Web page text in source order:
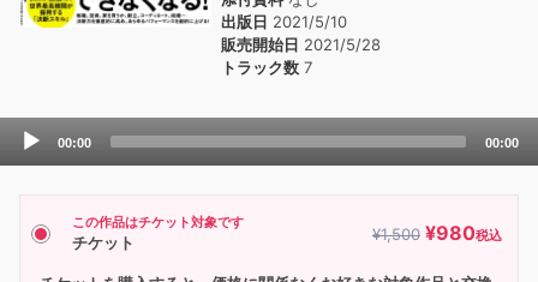
出版日 2021/5/10
販売開始日 2021/5/28
トラック数 7
Audio
00:00 00:00
この作品はチケット対象です
チケット ¥1,500 ¥980税込